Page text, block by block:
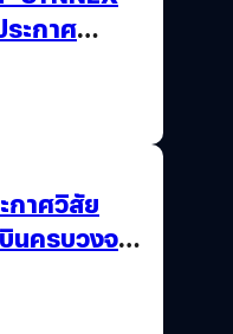
ระกาศ
กาศวิสัย
นครบวงจร